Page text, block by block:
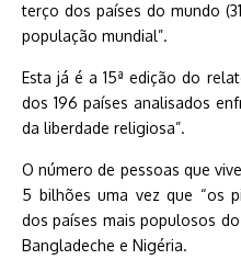
terço dos países do mundo
população mundial”.
Esta já é a 15ª edição do
dos 196 países analisados
da liberdade religiosa”.
O número de pessoas que
5 bilhões uma vez que “os
dos países mais populosos do
Bangladeche e Nigéria.